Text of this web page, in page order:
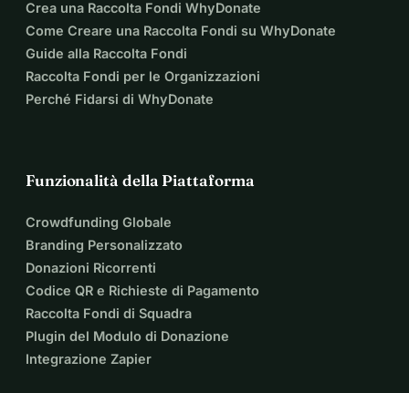
Crea una Raccolta Fondi WhyDonate
Come Creare una Raccolta Fondi su WhyDonate
Guide alla Raccolta Fondi
Raccolta Fondi per le Organizzazioni
Perché Fidarsi di WhyDonate
Funzionalità della Piattaforma
Crowdfunding Globale
Branding Personalizzato
Donazioni Ricorrenti
Codice QR e Richieste di Pagamento
Raccolta Fondi di Squadra
Plugin del Modulo di Donazione
Integrazione Zapier